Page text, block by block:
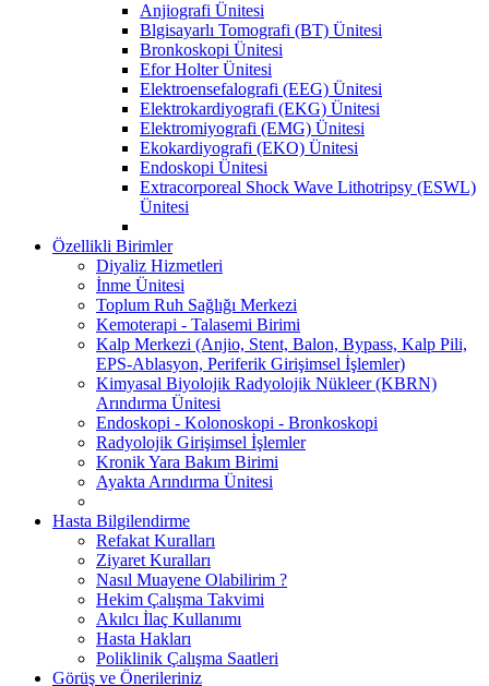
Anjiografi Ünitesi
Blgisayarlı Tomografi (BT) Ünitesi
Bronkoskopi Ünitesi
Efor Holter Ünitesi
Elektroensefalografi (EEG) Ünitesi
Elektrokardiyografi (EKG) Ünitesi
Elektromiyografi (EMG) Ünitesi
Ekokardiyografi (EKO) Ünitesi
Endoskopi Ünitesi
Extracorporeal Shock Wave Lithotripsy (ESWL)
Ünitesi
Özellikli Birimler
Diyaliz Hizmetleri
İnme Ünitesi
Toplum Ruh Sağlığı Merkezi
Kemoterapi - Talasemi Birimi
Kalp Merkezi (Anjio, Stent, Balon, Bypass, Kalp Pili,
EPS-Ablasyon, Periferik Girişimsel İşlemler)
Kimyasal Biyolojik Radyolojik Nükleer (KBRN)
Arındırma Ünitesi
Endoskopi - Kolonoskopi - Bronkoskopi
Radyolojik Girişimsel İşlemler
Kronik Yara Bakım Birimi
Ayakta Arındırma Ünitesi
Hasta Bilgilendirme
Refakat Kuralları
Ziyaret Kuralları
Nasıl Muayene Olabilirim ?
Hekim Çalışma Takvimi
Akılcı İlaç Kullanımı
Hasta Hakları
Poliklinik Çalışma Saatleri
Görüş ve Önerileriniz